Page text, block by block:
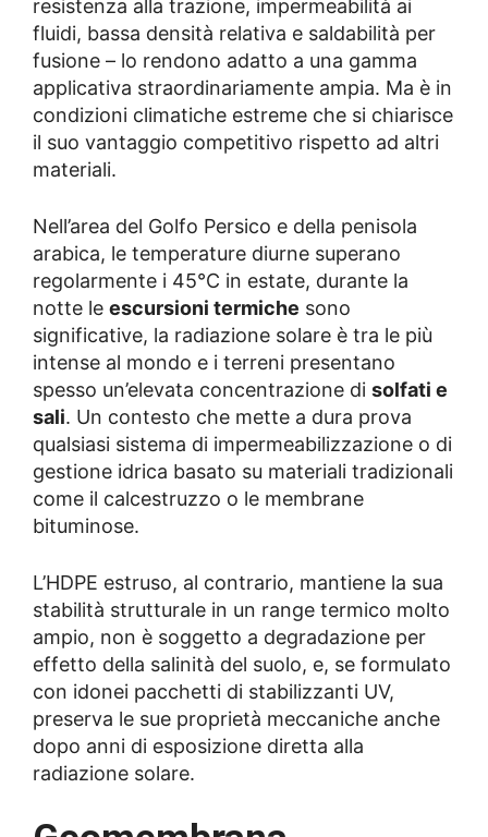
resistenza alla trazione, impermeabilità ai
fluidi, bassa densità relativa e saldabilità per
fusione – lo rendono adatto a una gamma
applicativa straordinariamente ampia. Ma è in
condizioni climatiche estreme che si chiarisce
il suo vantaggio competitivo rispetto ad altri
materiali.
Nell’area del Golfo Persico e della penisola
arabica, le temperature diurne superano
regolarmente i 45°C in estate, durante la
notte le escursioni termiche sono
significative, la radiazione solare è tra le più
intense al mondo e i terreni presentano
spesso un’elevata concentrazione di solfati e
sali. Un contesto che mette a dura prova
qualsiasi sistema di impermeabilizzazione o di
gestione idrica basato su materiali tradizionali
come il calcestruzzo o le membrane
bituminose.
L’HDPE estruso, al contrario, mantiene la sua
stabilità strutturale in un range termico molto
ampio, non è soggetto a degradazione per
effetto della salinità del suolo, e, se formulato
con idonei pacchetti di stabilizzanti UV,
preserva le sue proprietà meccaniche anche
dopo anni di esposizione diretta alla
radiazione solare.